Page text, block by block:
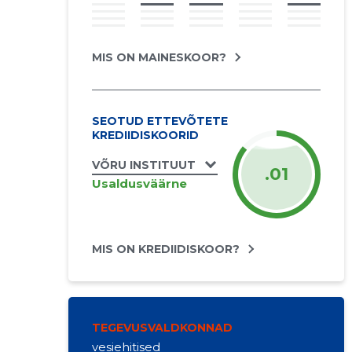
MIS ON MAINESKOOR?
SEOTUD ETTEVÕTETE
KREDIIDISKOORID
VÕRU INSTITUUT
Usaldusväärne .01
MIS ON KREDIIDISKOOR?
TEGEVUSVALDKONNAD
vesiehitised